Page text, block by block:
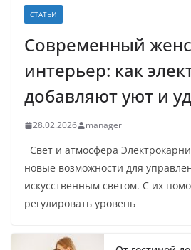
СТАТЬИ
Современный
интерьер: как
добавляют уют и
28.02.2026 manager
Свет и атмосфера
новые возможности для
искусственным светом. С их
регулировать уровень